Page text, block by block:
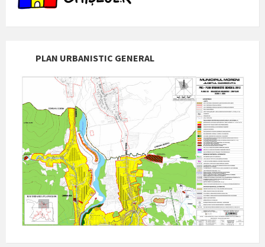
PLAN URBANISTIC GENERAL